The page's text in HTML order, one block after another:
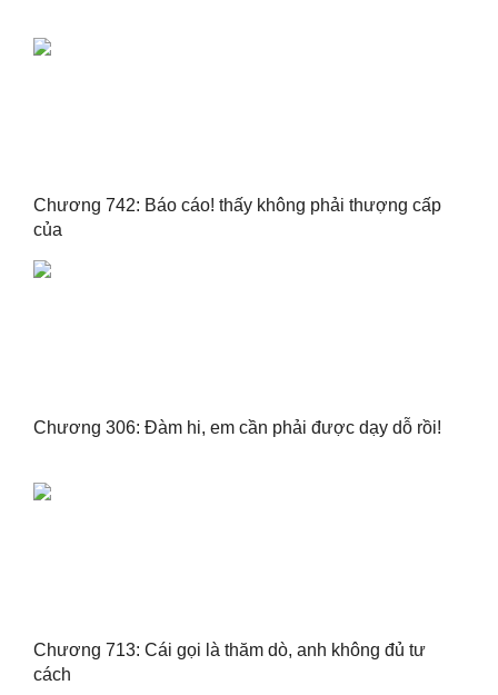
Chương 742: Báo cáo! thấy không phải thượng cấp
của
Chương 306: Đàm hi, em cần phải được dạy dỗ rồi!
Chương 713: Cái gọi là thăm dò, anh không đủ tư
cách